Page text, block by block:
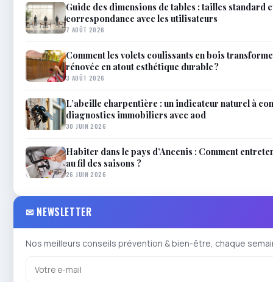
Guide des dimensions de tables : tailles standard
correspondance avec les utilisateurs
7 AOÛT 2026
Comment les volets coulissants en bois
rénovée en atout esthétique durable ?
3 AOÛT 2026
L’abeille charpentière : un indicateur naturel à
diagnostics immobiliers avec aod
30 JUIN 2026
Habiter dans le pays d’Ancenis : Comment
au fil des saisons ?
26 JUIN 2026
✉ NEWSLETTER
Nos meilleurs conseils prévention & bien-être, chaque